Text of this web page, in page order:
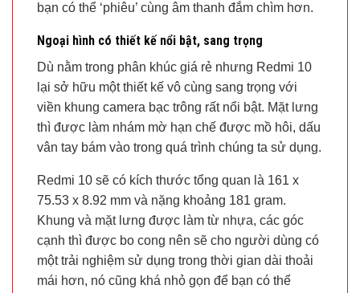
bạn có thể ‘phiêu’ cùng âm thanh đắm chìm hơn.
Ngoại hình có thiết kế nổi bật, sang trọng
Dù nằm trong phân khúc giá rẻ nhưng Redmi 10
lại sở hữu một thiết kế vô cùng sang trọng với
viền khung camera bạc trông rất nổi bật. Mặt lưng
thì được làm nhám mờ hạn chế được mồ hôi, dấu
vân tay bám vào trong quá trình chúng ta sử dụng.
Redmi 10 sẽ có kích thước tổng quan là 161 x
75.53 x 8.92 mm và nặng khoảng 181 gram.
Khung và mặt lưng được làm từ nhựa, các góc
cạnh thì được bo cong nên sẽ cho người dùng có
một trải nghiệm sử dụng trong thời gian dài thoải
mái hơn, nó cũng khá nhỏ gọn để bạn có thể